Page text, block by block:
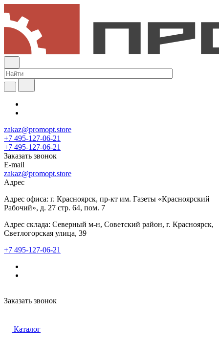
zakaz@promopt.store
+7 495-127-06-21
+7 495-127-06-21
Заказать звонок
E-mail
zakaz@promopt.store
Адрес
Адрес офиса: г. Красноярск, пр-кт им. Газеты «Красноярский
Рабочий», д. 27 стр. 64, пом. 7
Адрес склада: Северный м-н, Советский район, г. Красноярск,
Светлогорская улица, 39
+7 495-127-06-21
Заказать звонок
Каталог